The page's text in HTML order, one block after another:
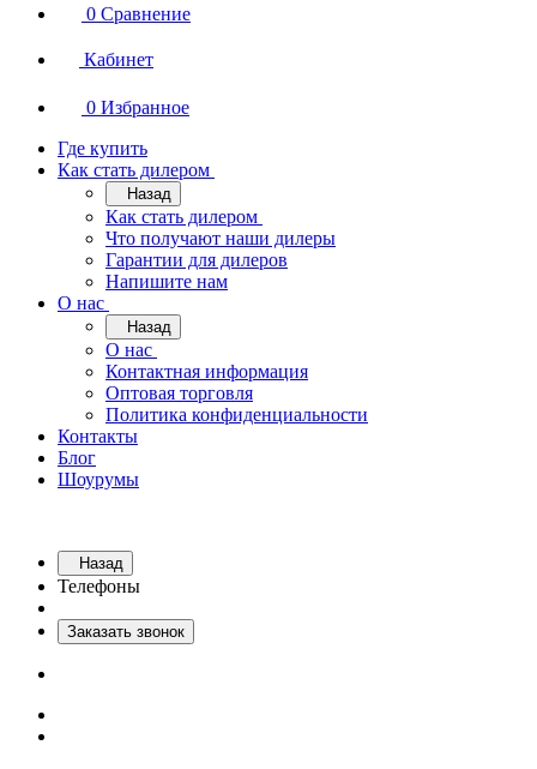
0 Сравнение
Кабинет
0 Избранное
Где купить
Как стать дилером
Назад
Как стать дилером
Что получают наши дилеры
Гарантии для дилеров
Напишите нам
О нас
Назад
О нас
Контактная информация
Оптовая торговля
Политика конфиденциальности
Контакты
Блог
Шоурумы
Назад
Телефоны
Заказать звонок